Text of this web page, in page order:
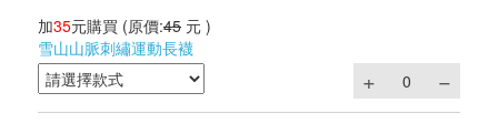
加35元購買 (原價:45 元 )
雪山山脈刺繡運動長襪